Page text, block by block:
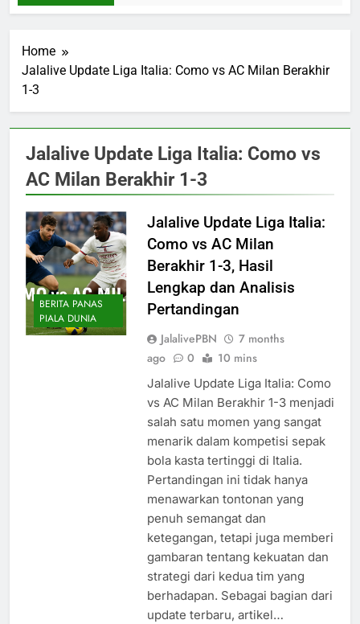
Home
Jalalive Update Liga Italia: Como vs AC Milan Berakhir
1-3
Jalalive Update Liga Italia: Como vs
AC Milan Berakhir 1-3
BERITA PANAS
PIALA DUNIA
Jalalive Update Liga Italia:
Como vs AC Milan
Berakhir 1-3, Hasil
Lengkap dan Analisis
Pertandingan
JalalivePBN
7 months
ago
0 10 mins
Jalalive Update Liga Italia: Como
vs AC Milan Berakhir 1-3 menjadi
salah satu momen yang sangat
menarik dalam kompetisi sepak
bola kasta tertinggi di Italia.
Pertandingan ini tidak hanya
menawarkan tontonan yang
penuh semangat dan
ketegangan, tetapi juga memberi
gambaran tentang kekuatan dan
strategi dari kedua tim yang
berhadapan. Sebagai bagian dari
update terbaru, artikel…